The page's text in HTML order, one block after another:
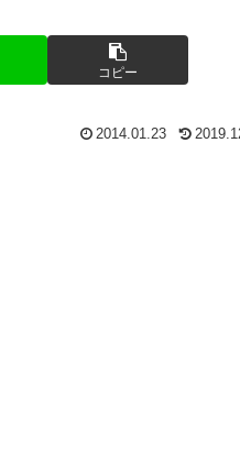
コピー
2014.01.23